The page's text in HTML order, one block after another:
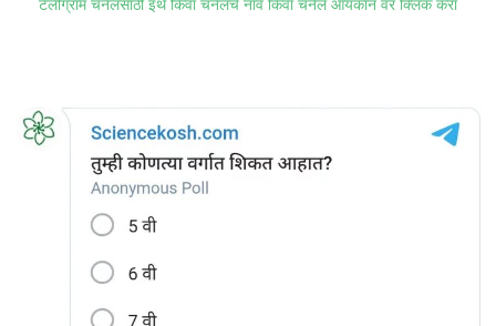
टेलीग्राम चॅनेलसाठी इथे किंवा चॅनेलचे नाव किंवा चॅनेल आयकॉन वर क्लिक करा